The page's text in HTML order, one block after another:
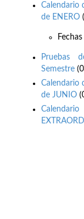
Calendario
de ENERO
Pruebas
Semestre
Calendario
de JUNIO